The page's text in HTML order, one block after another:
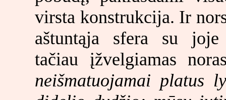
virsta konstrukcija. Ir
aštuntąja sfera su joje
tačiau įžvelgiamas
neišmatuojamai platus